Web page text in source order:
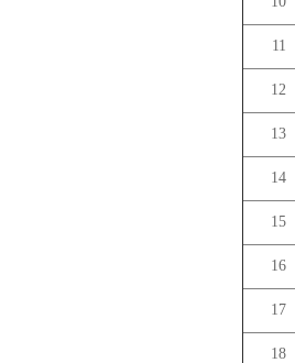
11
12
13
14
15
16
17
18